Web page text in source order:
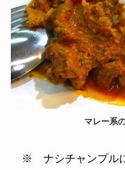
マレー系
※ ナシチャンプルに